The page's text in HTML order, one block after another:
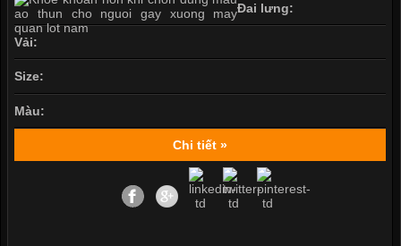
Đai lưng:
Vải:
Size:
Màu:
Chi tiết »